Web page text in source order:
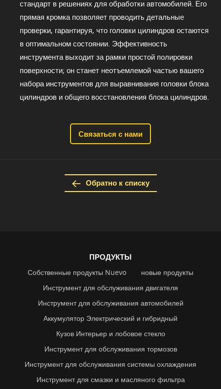
стандарт в решениях для обработки автомобилей. Его
прямая кромка позволяет проводить детальные
проверки, гарантируя, что головки цилиндров остаются
в оптимальном состоянии. Эффективность
инструмента выходит за рамки простой полировки
поверхности; он станет неотъемлемой частью вашего
набора инструментов для выравнивания головки блока
цилиндров и общего восстановления блока цилиндров.
Связаться с нами
Обратно к списку
ПРОДУКТЫ
Собственные продукты Nuevo
новые продукты
Инструмент для обслуживания двигателя
Инструмент для обслуживания автомобилей
Аккумулятор Электрический и гибридный
Кузов Интерьер и лобовое стекло
Инструмент для обслуживания тормозов
Инструмент для обслуживания системы охлаждения
Инструмент для смазки и масляного фильтра